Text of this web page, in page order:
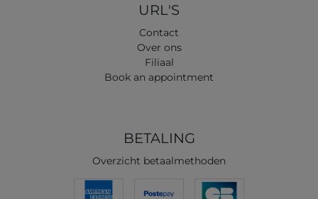
URL'S
Contact
Over ons
Filiaal
Book an appointment
BETALING
Overzicht betaalmethoden